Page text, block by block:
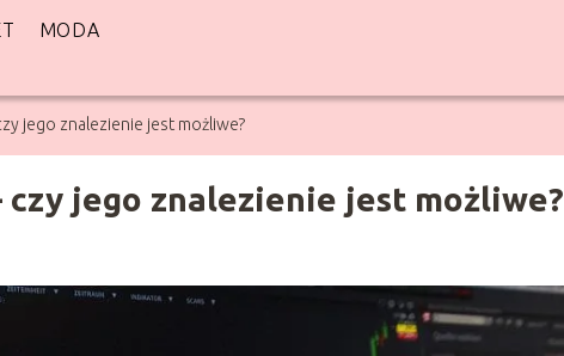
MODA
jego znalezienie jest możliwe?
jego znalezienie jest możliwe?